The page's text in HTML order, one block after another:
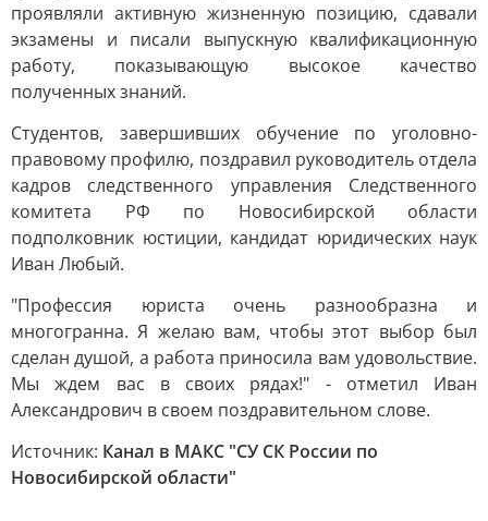
проявляли активную жизненную позицию, сдавали
экзамены и писали выпускную квалификационную
работу, показывающую высокое качество
полученных знаний.
Студентов, завершивших обучение по уголовно-
правовому профилю, поздравил руководитель отдела
кадров следственного управления Следственного
комитета РФ по Новосибирской области
подполковник юстиции, кандидат юридических наук
Иван Любый.
"Профессия юриста очень разнообразна и
многогранна. Я желаю вам, чтобы этот выбор был
сделан душой, а работа приносила вам удовольствие.
Мы ждем вас в своих рядах!" - отметил Иван
Александрович в своем поздравительном слове.
Источник: Канал в МАКС "СУ СК России по
Новосибирской области"